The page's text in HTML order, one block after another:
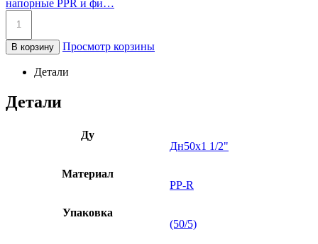
напорные PPR и фи…
В корзину Просмотр корзины
Детали
Детали
Ду
Дн50х1 1/2"
Материал
PP-R
Упаковка
(50/5)